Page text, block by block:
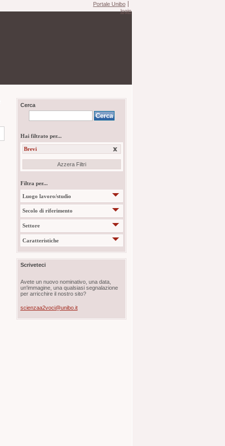
Portale Unibo
login
Cerca
Hai filtrato per...
Brevi
Azzera Filtri
Filtra per...
Luogo lavoro/studio
Secolo di riferimento
Settore
Caratteristiche
Scriveteci
Avete un nuovo nominativo, una data,
un'immagine, una qualsiasi segnalazione
per arricchire il nostro sito?
scienzaa2voci@unibo.it